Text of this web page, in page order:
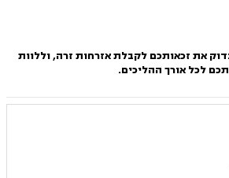
את זכאותכם לקבלת אזרחות זרה, וללוות
לכל אורך ההליכים.